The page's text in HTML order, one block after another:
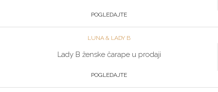
POGLEDAJTE
LUNA & LADY B
Lady B ženske čarape u prodaji
POGLEDAJTE